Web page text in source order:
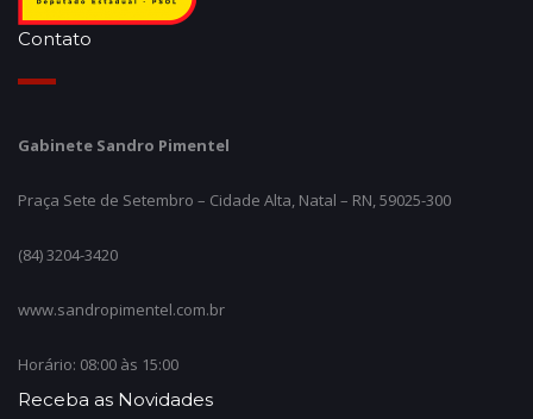
Contato
Gabinete Sandro Pimentel
Praça Sete de Setembro – Cidade Alta, Natal – RN, 59025-300
(84) 3204-3420
www.sandropimentel.com.br
Horário: 08:00 às 15:00
Receba as Novidades